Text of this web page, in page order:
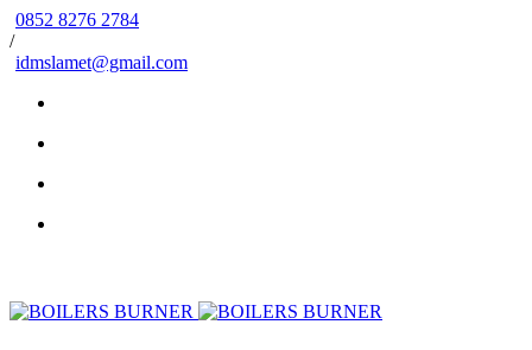
0852 8276 2784
/
idmslamet@gmail.com